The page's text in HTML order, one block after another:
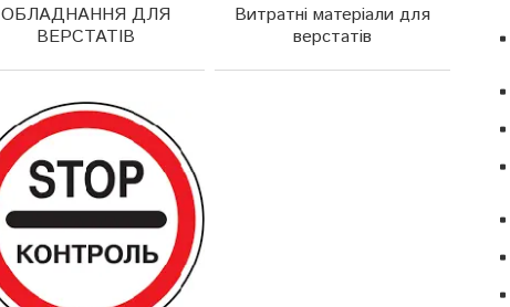
ОБЛАДНАННЯ ДЛЯ
ВЕРСТАТІВ
Витратні матеріали для
верстатів